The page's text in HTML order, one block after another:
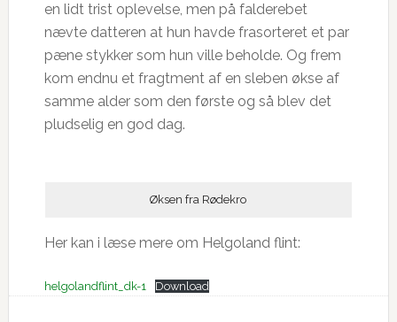
en lidt trist oplevelse, men på falderebet
nævte datteren at hun havde frasorteret et par
pæne stykker som hun ville beholde. Og frem
kom endnu et fragtment af en sleben økse af
samme alder som den første og så blev det
pludselig en god dag.
Øksen fra Rødekro
Her kan i læse mere om Helgoland flint:
helgolandflint_dk-1 Download